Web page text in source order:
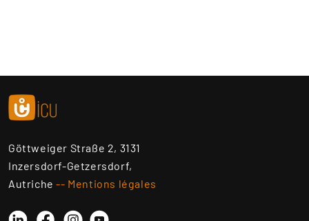
Göttweiger Straße 2, 3131
Inzersdorf-Getzersdorf,
Autriche-- Mentions légales